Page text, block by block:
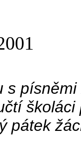
s
pátek